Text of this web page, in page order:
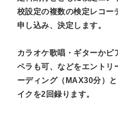
校設定の複数の検定レコー
申し込み、決定します。
カラオケ歌唱・ギターかピ
ペラも可、などをエントリ
ーディング（MAX30分）
イクを2回録ります。